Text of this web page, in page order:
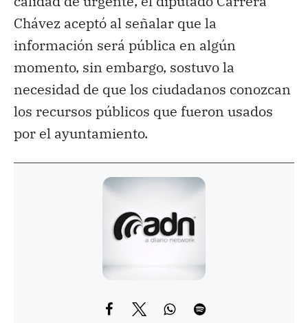
Chávez aceptó al señalar que la
información será pública en algún
momento, sin embargo, sostuvo la
necesidad de que los ciudadanos conozcan
los recursos públicos que fueron usados
por el ayuntamiento.